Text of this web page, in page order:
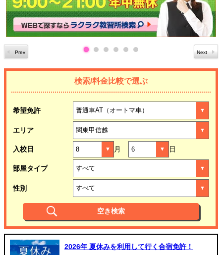
検索/料金比較で選ぶ
希望免許
エリア
入校日 月 日
部屋タイプ
性別
2026年 夏休みを利用して行く合宿免許！